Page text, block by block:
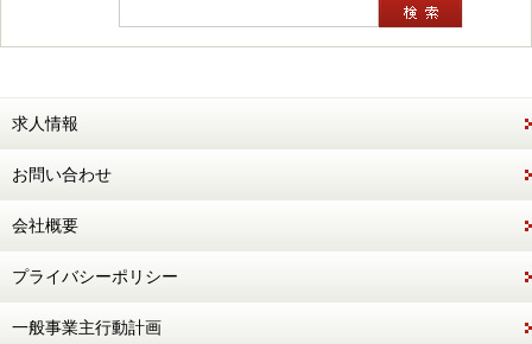
求人情報
お問い合わせ
会社概要
プライバシーポリシー
一般事業主行動計画